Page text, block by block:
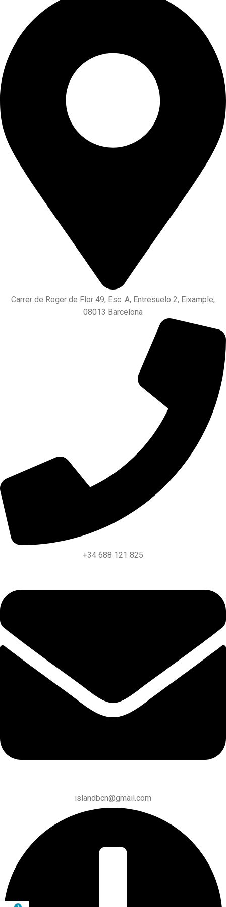
Carrer de Roger de Flor 49, Esc. A, Entresuelo 2, Eixample,
08013 Barcelona
+34 688 121 825
islandbcn@gmail.com